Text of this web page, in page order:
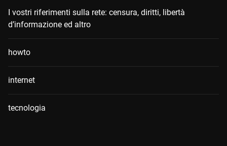
I vostri riferimenti sulla rete: censura, diritti, libertà
d’informazione ed altro
howto
internet
tecnologia